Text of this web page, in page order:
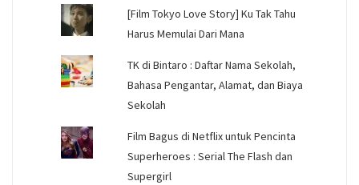
[Film Tokyo Love Story] Ku Tak Tahu
Harus Memulai Dari Mana
TK di Bintaro : Daftar Nama Sekolah,
Bahasa Pengantar, Alamat, dan Biaya
Sekolah
Film Bagus di Netflix untuk Pencinta
Superheroes : Serial The Flash dan
Supergirl